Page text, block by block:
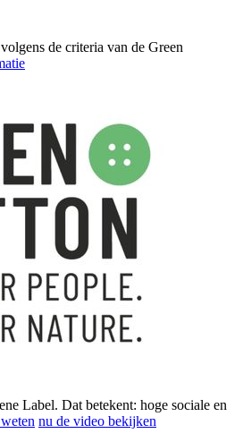
de criteria van de Green
Label. Dat betekent: hoge sociale en
nu de video bekijken